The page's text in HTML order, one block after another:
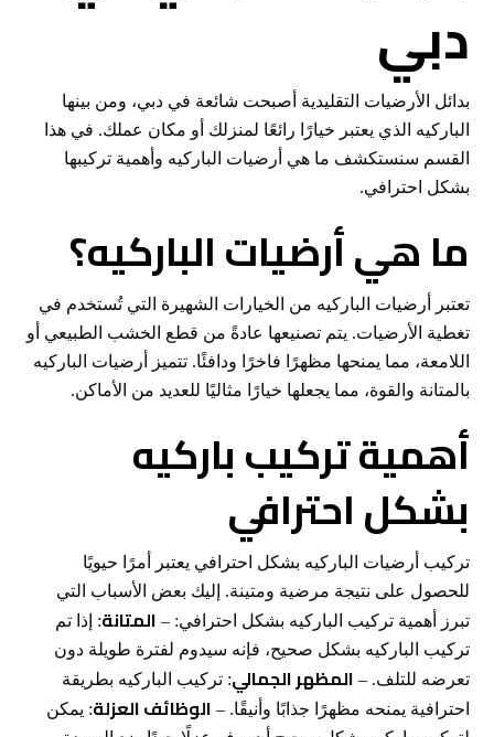
دبي
بدائل الأرضيات التقليدية أصبحت شائعة في دبي، ومن بينها
الباركيه الذي يعتبر خيارًا رائعًا لمنزلك أو مكان عملك. في هذا
القسم سنستكشف ما هي أرضيات الباركيه وأهمية تركيبها
بشكل احترافي.
ما هي أرضيات الباركيه؟
تعتبر أرضيات الباركيه من الخيارات الشهيرة التي تُستخدم في
تغطية الأرضيات. يتم تصنيعها عادةً من قطع الخشب الطبيعي أو
اللامعة، مما يمنحها مظهرًا فاخرًا ودافئًا. تتميز أرضيات الباركيه
بالمتانة والقوة، مما يجعلها خيارًا مثاليًا للعديد من الأماكن.
أهمية تركيب باركيه
بشكل احترافي
تركيب أرضيات الباركيه بشكل احترافي يعتبر أمرًا حيويًا
للحصول على نتيجة مرضية ومتينة. إليك بعض الأسباب التي
تبرز أهمية تركيب الباركيه بشكل احترافي: – المتانة: إذا تم
تركيب الباركيه بشكل صحيح، فإنه سيدوم لفترة طويلة دون
تعرضه للتلف. – المظهر الجمالي: تركيب الباركيه بطريقة
احترافية يمنحه مظهرًا جذابًا وأنيقًا. – الوظائف العزلة: يمكن